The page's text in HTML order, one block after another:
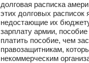
долговая расписка
этих долговых
недостающие их
зарплату армии,
платить пособие, чем
правозащитникам,
некоммерческим